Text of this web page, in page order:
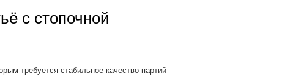
с стопочной
требуется стабильное качество партий